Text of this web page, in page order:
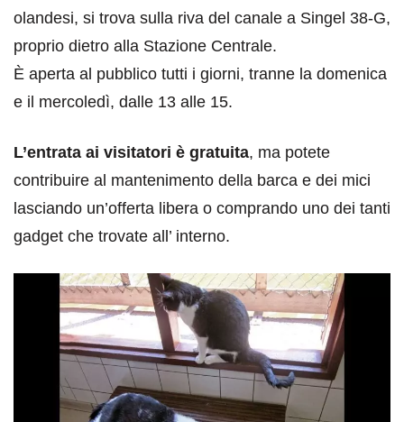
olandesi, si trova sulla riva del canale a Singel 38-G,
proprio dietro alla Stazione Centrale.
È aperta al pubblico tutti i giorni, tranne la domenica
e il mercoledì, dalle 13 alle 15.
L’entrata ai visitatori è gratuita, ma potete
contribuire al mantenimento della barca e dei mici
lasciando un’offerta libera o comprando uno dei tanti
gadget che trovate all’ interno.